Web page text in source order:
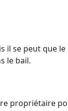
il se peut que
le bail.
propriétaire